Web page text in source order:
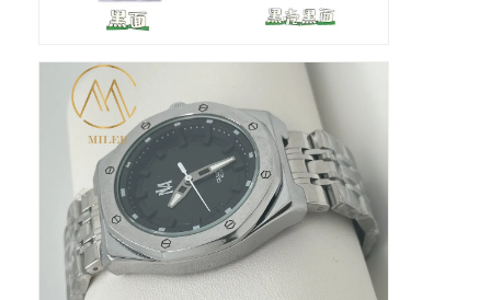
水晶腕時計
革帯 クォーツ 時計
ステンレス 鋼 の ストラップ 時計
シリコンストラップウォッチ
レディ・クォーツ・ウォッチ
男性用クォーツ時計